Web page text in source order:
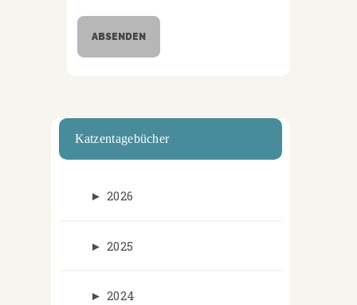
Katzentagebücher
► 2026
► 2025
► 2024